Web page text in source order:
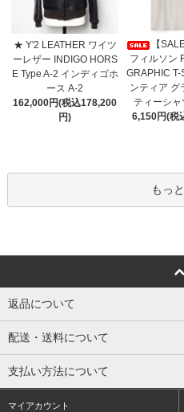
★ Y'2 LEATHER ワイツ
ーレザー INDIGO HORS
E Type A-2 インディゴホ
ース A-2
162,000円(税込178,200
円)
【
フィルソン
GRAPHIC T-
ンティア グ
ティーシ
6,150円(税
もっ
返品について
配送・送料について
支払い方法について
マイアカウント